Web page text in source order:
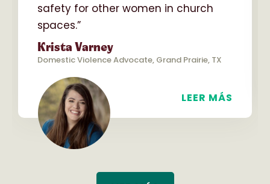
safety for other women in church
spaces.”
Krista Varney
Domestic Violence Advocate, Grand Prairie, TX
LEER MÁS